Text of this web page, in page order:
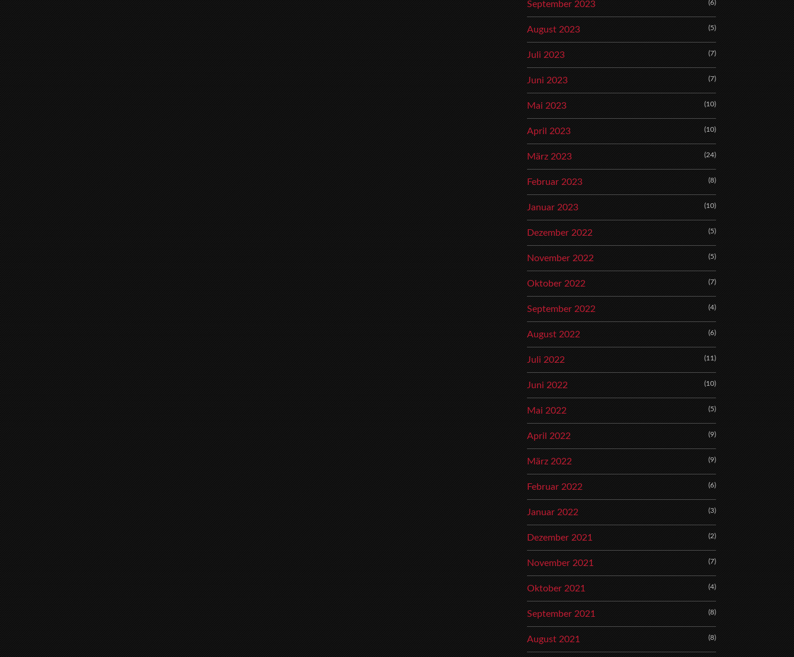
September 2023 (6)
August 2023 (5)
Juli 2023 (7)
Juni 2023 (7)
Mai 2023 (10)
April 2023 (10)
März 2023 (24)
Februar 2023 (8)
Januar 2023 (10)
Dezember 2022 (5)
November 2022 (5)
Oktober 2022 (7)
September 2022 (4)
August 2022 (6)
Juli 2022 (11)
Juni 2022 (10)
Mai 2022 (5)
April 2022 (9)
März 2022 (9)
Februar 2022 (6)
Januar 2022 (3)
Dezember 2021 (2)
November 2021 (7)
Oktober 2021 (4)
September 2021 (8)
August 2021 (8)